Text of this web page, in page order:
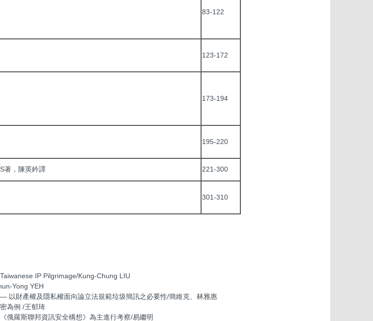
83-122
123-172
173-194
195-220
著，陳英鈐譯 221-300
301-310
IP Pilgrimage/Kung-Chung LIU
Yong YEH
以財產權及隱私權面向論立法規範垃圾簡訊之必要性/簡維克、林雅惠
為例 /王郁琦
俄羅斯聯邦資訊安全構想》為主進行考察/易繼明